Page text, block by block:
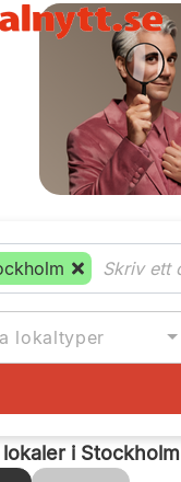
lokaltyper
lokaler i Stockholm